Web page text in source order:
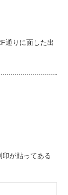
通りに面した出
印が貼ってある